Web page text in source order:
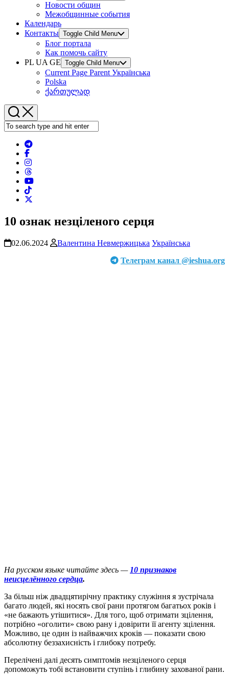
Новости общин
Межобщинные события
Календарь
Контакты Toggle Child Menu
Блог портала
Как помочь сайту
PL UA GE Toggle Child Menu
Current Page Parent Українська
Polska
ქართულად
10 ознак незціленого серця
02.06.2024 Валентина Невмержицька Українська
Телеграм канал @ieshua.org
На русском языке читайте здесь — 10 признаков
неисцелённого сердца.
За більш ніж двадцятирічну практику служіння я зустрічала
багато людей, які носять свої рани протягом багатьох років і
«не бажають утішитися». Для того, щоб отримати зцілення,
потрібно «оголити» свою рану і довірити її агенту зцілення.
Можливо, це один із найважчих кроків — показати свою
абсолютну беззахисність і глибоку потребу.
Перелічені далі десять симптомів незціленого серця
допоможуть тобі встановити ступінь і глибину захованої рани.